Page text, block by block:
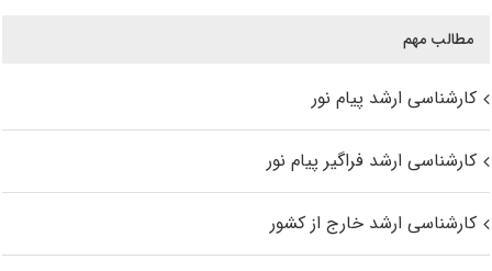
مطالب مهم
کارشناسی ارشد پیام نور
کارشناسی ارشد فراگیر پیام نور
کارشناسی ارشد خارج از کشور